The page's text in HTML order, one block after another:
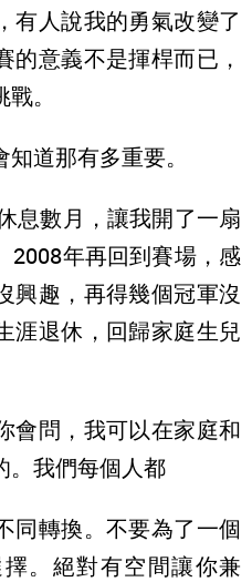
有人說我的勇氣改變了
的意義不是揮桿而已，
。
道那有多重要。
息數月，讓我開了一扇
2008年再回到賽場，感
興趣，再得幾個冠軍沒
涯退休，回歸家庭生兒
會問，我可以在家庭和
。我們每個人都
同轉換。不要為了一個
。絕對有空間讓你兼